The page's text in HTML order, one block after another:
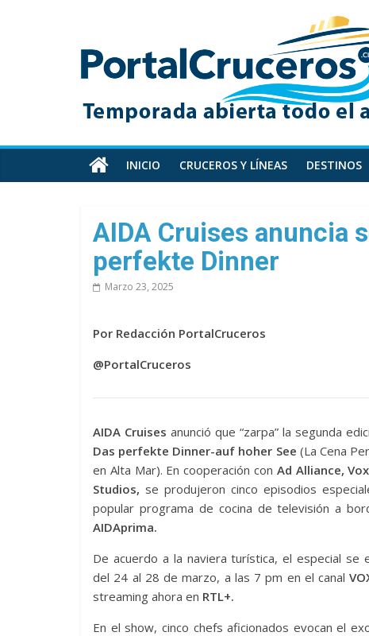
PortalCruceros
Toda
información
cruceros
en
un
sitio
INICIO CRUCEROS Y LÍNEAS DESTINOS
AIDA Cruises anuncia
perfekte Dinner
Marzo 23, 2025
Por Redacción PortalCruceros
@PortalCruceros
AIDA Cruises anunció que “zarpa” la segunda
Das perfekte Dinner-auf hoher See (La Cena
en Alta Mar). En cooperación con Ad Alliance, Vox
Studios, se produjeron cinco episodios
popular programa de cocina de televisión a
AIDAprima.
De acuerdo a la naviera turística, el especial se
del 24 al 28 de marzo, a las 7 pm en el canal
streaming ahora en RTL+.
En el show, cinco chefs aficionados evocan el